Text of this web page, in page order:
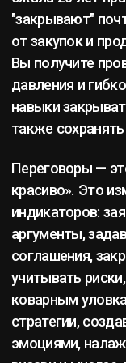
СКАЧАТЬ
ПРОГРАММУ
УСЛУГИ